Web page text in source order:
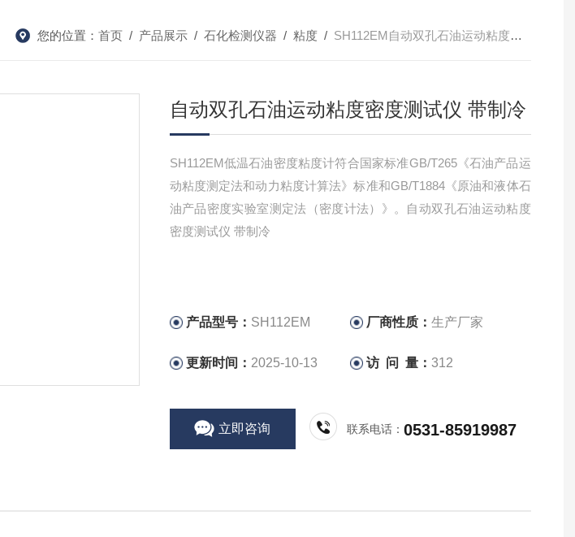
您的位置： 首页/ 产品展示/ 石化检测仪器 / 粘度/ SH112EM自动双孔石油运动粘度密度测试仪 带制冷
自动双孔石油运动粘度密度测试仪 带制冷
SH112EM低温石油密度粘度计符合国家标准GB/T265《石油产品运
动粘度测定法和动力粘度计算法》标准和GB/T1884《原油和液体石
油产品密度实验室测定法（密度计法）》。自动双孔石油运动粘度
密度测试仪 带制冷
产品型号： SH112EM 厂商性质：生产厂家
更新时间： 2025-10-13 访 问 量：312
立即咨询 联系电话：0531-85919987